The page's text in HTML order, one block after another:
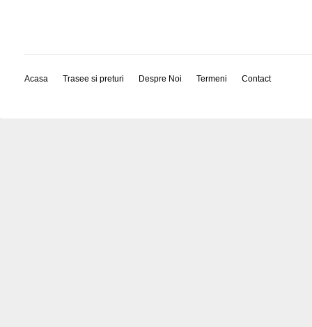
Acasa Trasee si preturi Despre Noi Termeni Contact